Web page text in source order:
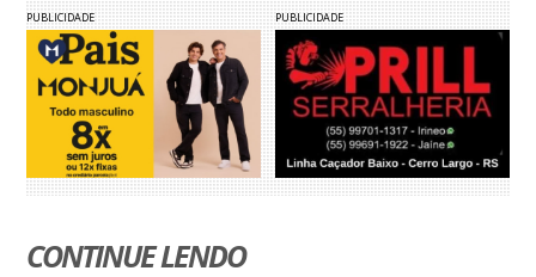
PUBLICIDADE PUBLICIDADE
CONTINUE LENDO